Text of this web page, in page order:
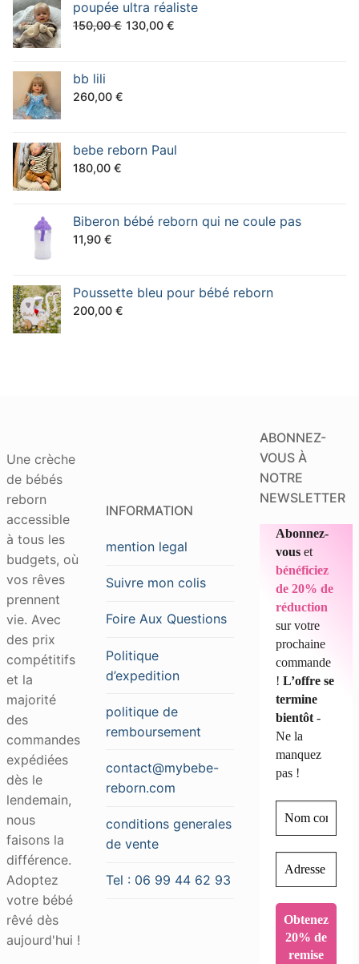
poupée ultra réaliste
150,00€ Le
130,00 €
bb lili
260,00 €
bebe reborn Paul
180,00 €
Biberon bébé reborn qui ne coule pas
11,90 €
Poussette bleu pour bébé reborn
200,00 €
Une crèche
de bébés
reborn
accessible
à tous les
budgets, où
vos rêves
prennent
vie. Avec
des prix
compétitifs
et la
majorité
des
commandes
expédiées
dès le
lendemain,
nous
faisons la
différence.
Adoptez
votre bébé
rêvé dès
aujourd'hui !
INFORMATION
mention legal
Suivre mon colis
Foire Aux Questions
Politique
d’expedition
politique de
remboursement
contact@mybebe-
reborn.com
conditions generales
de vente
Tel : 06 99 44 62 93
ABONNEZ-
VOUS À
NOTRE
NEWSLETTER
Abonnez-
vous et
bénéficiez
de 20% de
réduction
sur votre
prochaine
commande
! L’offre se
termine
bientôt -
Ne la
manquez
pas !